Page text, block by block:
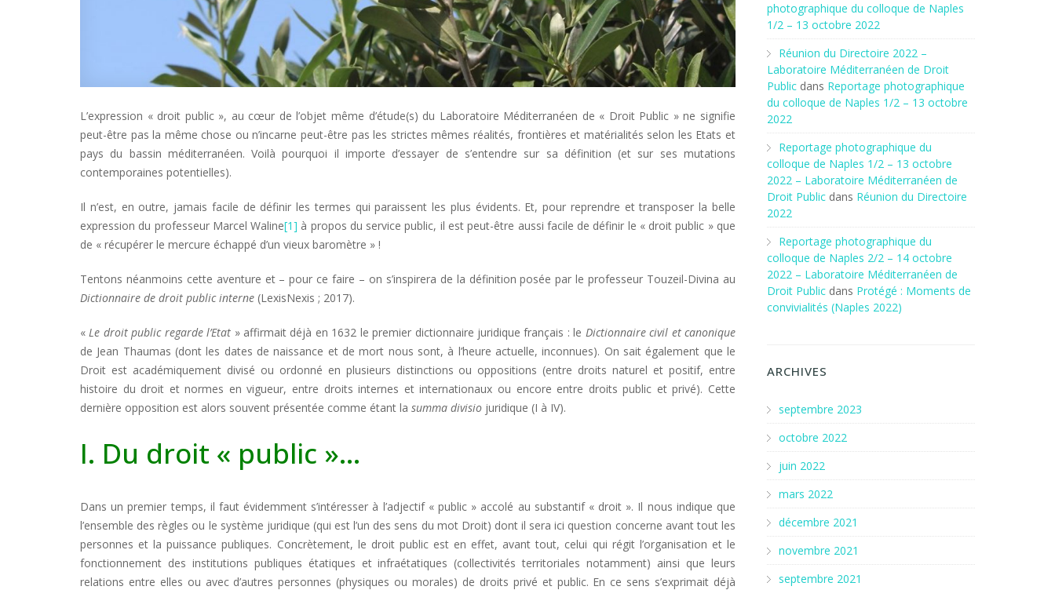
L’expression « droit public », au cœur de l’objet même d’étude(s) du Laboratoire Méditerranéen de « Droit Public » ne signifie
peut-être pas la même chose ou n’incarne peut-être pas les strictes mêmes réalités, frontières et matérialités selon les Etats et
pays du bassin méditerranéen. Voilà pourquoi il importe d’essayer de s’entendre sur sa définition (et sur ses mutations
contemporaines potentielles).
Il n’est, en outre, jamais facile de définir les termes qui paraissent les plus évidents. Et, pour reprendre et transposer la belle
expression du professeur Marcel Waline[1] à propos du service public, il est peut-être aussi facile de définir le « droit public » que
de « récupérer le mercure échappé d’un vieux baromètre » !
Tentons néanmoins cette aventure et – pour ce faire – on s’inspirera de la définition posée par le professeur Touzeil-Divina au
Dictionnaire de droit public interne (LexisNexis ; 2017).
«Le droit public regarde l’Etat » affirmait déjà en 1632 le premier dictionnaire juridique français : le Dictionnaire civil et canonique
de Jean Thaumas (dont les dates de naissance et de mort nous sont, à l’heure actuelle, inconnues). On sait également que le
Droit est académiquement divisé ou ordonné en plusieurs distinctions ou oppositions (entre droits naturel et positif, entre
histoire du droit et normes en vigueur, entre droits internes et internationaux ou encore entre droits public et privé). Cette
dernière opposition est alors souvent présentée comme étant la summa divisio juridique (I à IV).
I. Du droit « public »…
Dans un premier temps, il faut évidemment s’intéresser à l’adjectif « public » accolé au substantif « droit ». Il nous indique que
l’ensemble des règles ou le système juridique (qui est l’un des sens du mot Droit) dont il sera ici question concerne avant tout les
personnes et la puissance publiques. Concrètement, le droit public est en effet, avant tout, celui qui régit l’organisation et le
fonctionnement des institutions publiques étatiques et infraétatiques (collectivités territoriales notamment) ainsi que leurs
relations entre elles ou avec d’autres personnes (physiques ou morales) de droits privé et public. En ce sens s’exprimait déjà
photographique du colloque de Naples
1/2 – 13 octobre 2022
Réunion du Directoire 2022 –
Laboratoire Méditerranéen de Droit
Public dans Reportage photographique
du colloque de Naples 1/2 – 13 octobre
2022
Reportage photographique du
colloque de Naples 1/2 – 13 octobre
2022 – Laboratoire Méditerranéen de
Droit Public dans Réunion du Directoire
2022
Reportage photographique du
colloque de Naples 2/2 – 14 octobre
2022 – Laboratoire Méditerranéen de
Droit Public dans Protégé : Moments de
convivialités (Naples 2022)
ARCHIVES
septembre 2023
octobre 2022
juin 2022
mars 2022
décembre 2021
novembre 2021
septembre 2021